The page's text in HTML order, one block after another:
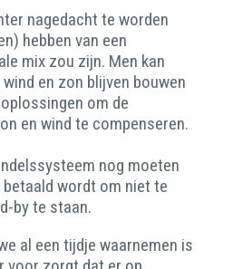
nagedacht te worden
hebben van een
mix zou zijn. Men kan
en zon blijven bouwen
om de
en wind te compenseren.
nog moeten
wordt om niet te
by te staan.
al een tijdje waarnemen is